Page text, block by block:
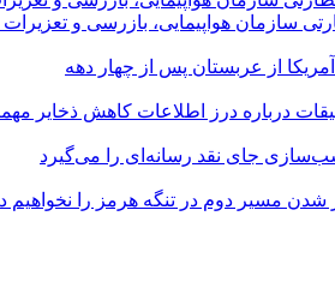
سازمان هواپیمایی، بازرسی و
از عربستان پس از چهار دهه
درباره درز اطلاعات کاهش ذخایر
جای نقد رسانه‌ای را می‌گیرد
مسیر دوم در تنگه هرمز را نخواهیم